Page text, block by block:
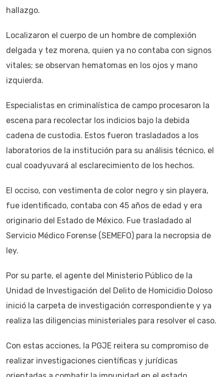
hallazgo.
Localizaron el cuerpo de un hombre de complexión
delgada y tez morena, quien ya no contaba con signos
vitales; se observan hematomas en los ojos y mano
izquierda.
Especialistas en criminalística de campo procesaron la
escena para recolectar los indicios bajo la debida
cadena de custodia. Estos fueron trasladados a los
laboratorios de la institución para su análisis técnico, el
cual coadyuvará al esclarecimiento de los hechos.
El occiso, con vestimenta de color negro y sin playera,
fue identificado, contaba con 45 años de edad y era
originario del Estado de México. Fue trasladado al
Servicio Médico Forense (SEMEFO) para la necropsia de
ley.
Por su parte, el agente del Ministerio Público de la
Unidad de Investigación del Delito de Homicidio Doloso
inició la carpeta de investigación correspondiente y ya
realiza las diligencias ministeriales para resolver el caso.
Con estas acciones, la PGJE reitera su compromiso de
realizar investigaciones científicas y jurídicas